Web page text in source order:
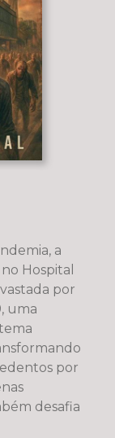
a
Hospital
por
uma
por
desafia